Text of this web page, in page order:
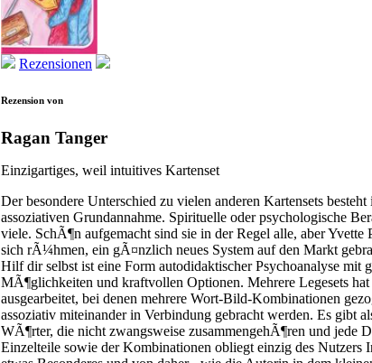
Rezensionen
Rezension von
Ragan Tanger
Einzigartiges, weil intuitives Kartenset
Der besondere Unterschied zu vielen anderen Kartensets besteht
assoziativen Grundannahme. Spirituelle oder psychologische
viele. SchÃ¶n aufgemacht sind sie in der Regel alle, aber Yvette
sich rÃ¼hmen, ein gÃ¤nzlich neues System auf den Markt
Hilf dir selbst ist eine Form autodidaktischer Psychoanalyse mit
MÃ¶glichkeiten und kraftvollen Optionen. Mehrere Legesets
ausgearbeitet, bei denen mehrere Wort-Bild-Kombinationen
assoziativ miteinander in Verbindung gebracht werden. Es gibt
WÃ¶rter, die nicht zwangsweise zusammengehÃ¶ren und jede
Einzelteile sowie der Kombinationen obliegt einzig des Nutzers